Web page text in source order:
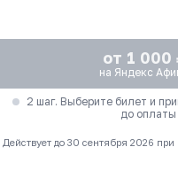
от 1 000
на Яндекс
2 шаг. Выберите билет и
до оплаты
Действует до 30 сентября 2026